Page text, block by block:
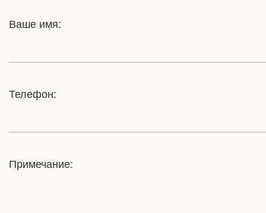
Ваше имя:
Телефон:
Примечание: